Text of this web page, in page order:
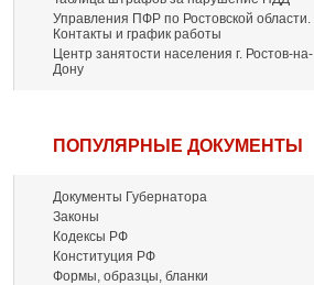
Управления ПФР по Ростовской области.
Контакты и график работы
Центр занятости населения г. Ростов-на-
Дону
ПОПУЛЯРНЫЕ ДОКУМЕНТЫ
Документы Губернатора
Законы
Кодексы РФ
Конституция РФ
Формы, образцы, бланки